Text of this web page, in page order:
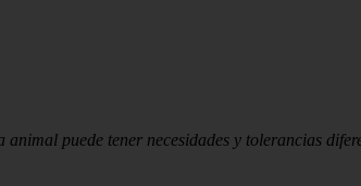
puede tener necesidades y tolerancias